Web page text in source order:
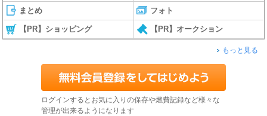
まとめ フォト
【PR】ショッピング 【PR】オークション
もっと見る
ログインするとお気に入りの保存や燃費記録など様々な
管理が出来るようになります